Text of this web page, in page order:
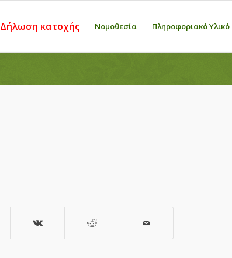
Δήλωση κατοχής Νομοθεσία Πληροφοριακό Υλικό